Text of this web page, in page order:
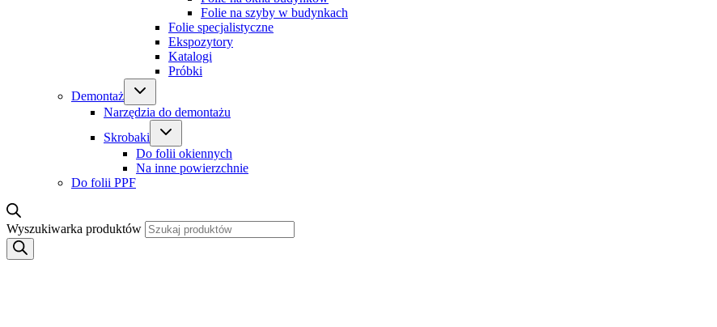
Folie na szyby w budynkach
Folie specjalistyczne
Ekspozytory
Katalogi
Próbki
Demontaż
Narzędzia do demontażu
Skrobaki
Do folii okiennych
Na inne powierzchnie
Do folii PPF
Wyszukiwarka produktów